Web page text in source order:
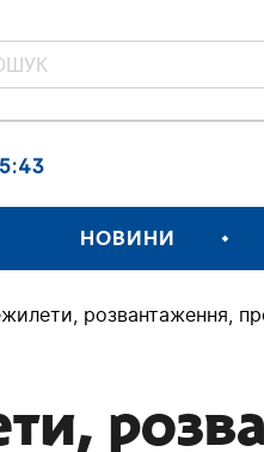
НОВИНИ
розвантаження,